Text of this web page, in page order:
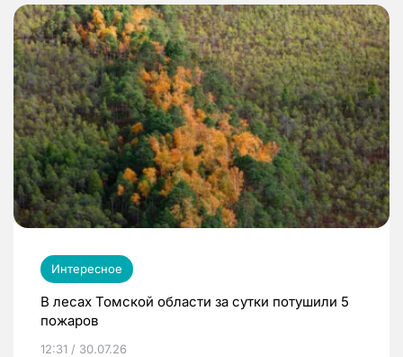
Интересное
В лесах Томской области за сутки потушили 5
пожаров
12:31 / 30.07.26